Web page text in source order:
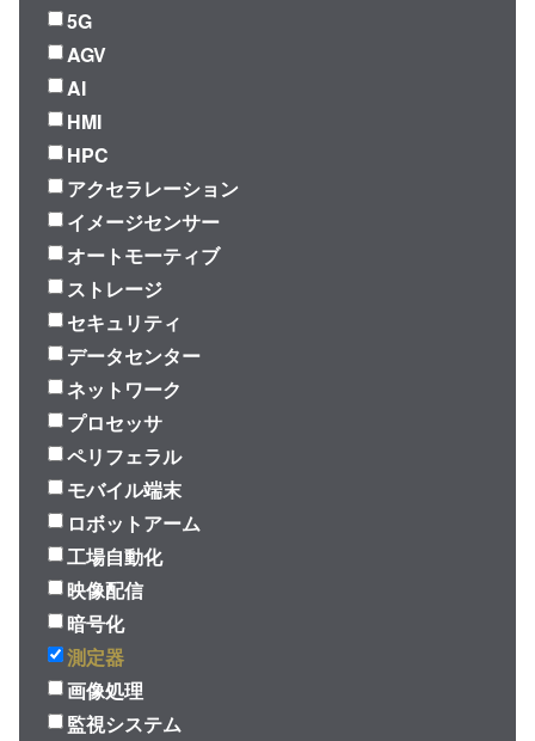
5G
AGV
AI
HMI
HPC
アクセラレーション
イメージセンサー
オートモーティブ
ストレージ
セキュリティ
データセンター
ネットワーク
プロセッサ
ペリフェラル
モバイル端末
ロボットアーム
工場自動化
映像配信
暗号化
測定器
画像処理
監視システム